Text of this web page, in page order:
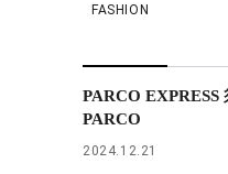
FASHION
PARCO EXPRESS
PARCO
2024.12.21